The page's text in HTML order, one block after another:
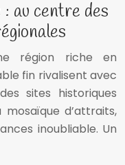
au centre des
région riche en
fin rivalisent avec
sites historiques
d’attraits,
inoubliable. Un